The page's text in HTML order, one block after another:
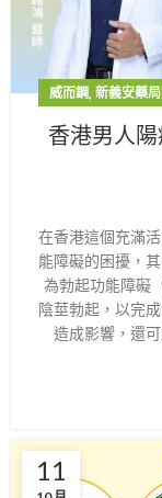
威而鋼, 新義安藥
香港男人
在香港這個充滿
能障礙的困擾，
為勃起功能障礙
陰莖勃起，以完
造成影響，還
11